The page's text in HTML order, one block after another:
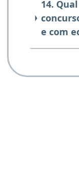
14.
e com